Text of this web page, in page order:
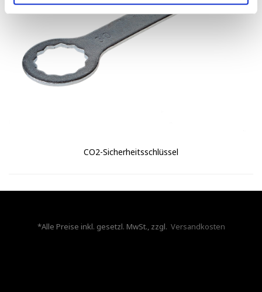
CO2-Sicherheitsschlüssel
*Alle Preise inkl. gesetzl. MwSt., zzgl. Versandkosten